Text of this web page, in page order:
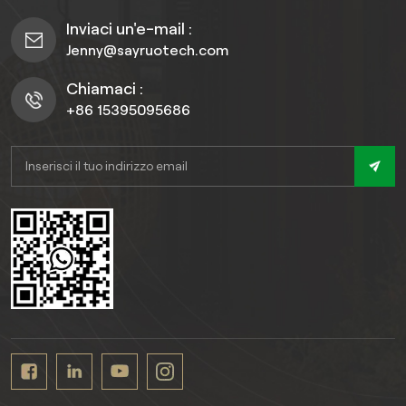
Inviaci un'e-mail :
Jenny@sayruotech.com
Chiamaci :
+86 15395095686